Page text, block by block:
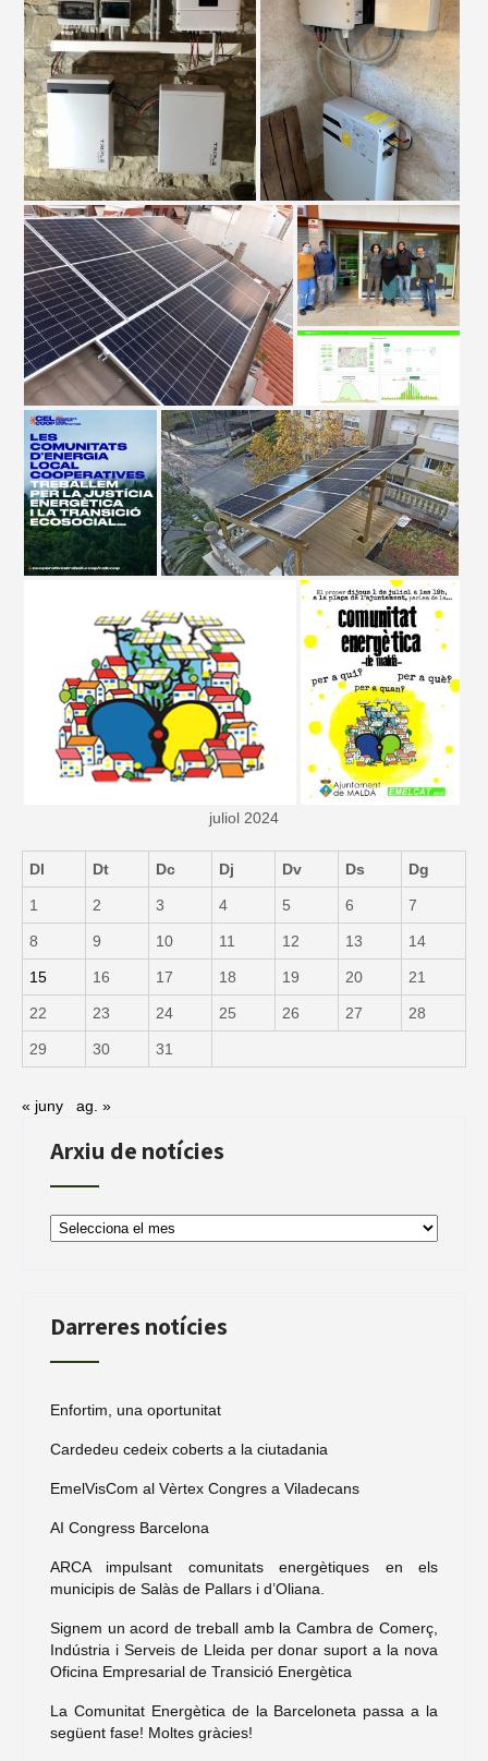
juliol 2024
Dl Dt Dc Dj Dv Ds Dg
1 2 3 4 5 6 7
8 9 10 11 12 13 14
15 16 17 18 19 20 21
22 23 24 25 26 27 28
29 30 31
« juny ag. »
Arxiu de notícies
Arxiu
de
Darreres notícies
Enfortim, una oportunitat
Cardedeu cedeix coberts a la ciutadania
EmelVisCom al Vèrtex Congres a Viladecans
AI Congress Barcelona
ARCA impulsant comunitats energètiques en els
municipis de Salàs de Pallars i d’Oliana.
Signem un acord de treball amb la Cambra de Comerç,
Indústria i Serveis de Lleida per donar suport a la nova
Oficina Empresarial de Transició Energètica
La Comunitat Energètica de la Barceloneta passa a la
següent fase! Moltes gràcies!